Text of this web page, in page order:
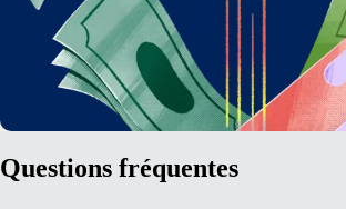
Questions fréquentes